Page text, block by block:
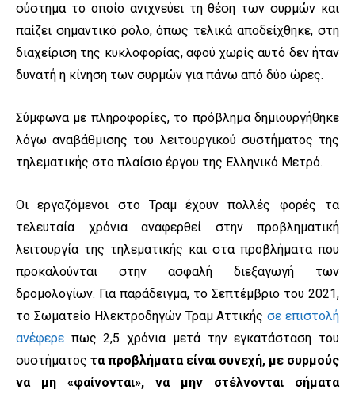
σύστημα το οποίο ανιχνεύει τη θέση των συρμών και
παίζει σημαντικό ρόλο, όπως τελικά αποδείχθηκε, στη
διαχείριση της κυκλοφορίας, αφού χωρίς αυτό δεν ήταν
δυνατή η κίνηση των συρμών για πάνω από δύο ώρες.
Σύμφωνα με πληροφορίες, το πρόβλημα δημιουργήθηκε
λόγω αναβάθμισης του λειτουργικού συστήματος της
τηλεματικής στο πλαίσιο έργου της Ελληνικό Μετρό.
Οι εργαζόμενοι στο Τραμ έχουν πολλές φορές τα
τελευταία χρόνια αναφερθεί στην προβληματική
λειτουργία της τηλεματικής και στα προβλήματα που
προκαλούνται στην ασφαλή διεξαγωγή των
δρομολογίων. Για παράδειγμα, το Σεπτέμβριο του 2021,
το Σωματείο Ηλεκτροδηγών Τραμ Αττικήςσε επιστολή
ανέφερε πως 2,5 χρόνια μετά την εγκατάσταση του
συστήματος τα προβλήματα είναι συνεχή, με συρμούς
να μη «φαίνονται», να μην στέλνονται σήματα